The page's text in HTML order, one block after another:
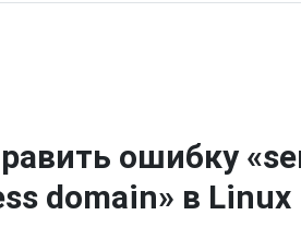
ошибку
domain» в Linux